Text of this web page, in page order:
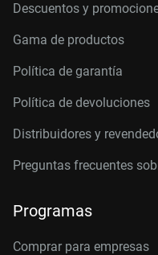
Descuentos y
Gama de productos
Política de garantía
Política de devoluciones
Distribuidores y
Preguntas frecuentes
Programas
Comprar para empresas